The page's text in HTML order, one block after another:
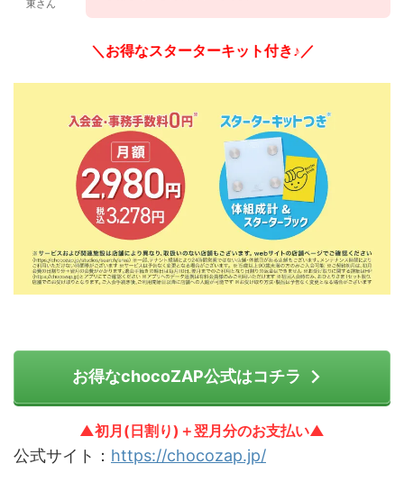
東さん
＼お得なスターターキット付き♪／
お得なchocoZAP公式はコチラ
▲初月(日割り)＋翌月分のお支払い▲
公式サイト： https://chocozap.jp/